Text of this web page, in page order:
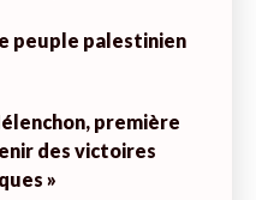
peuple palestinien
première
des victoires
»